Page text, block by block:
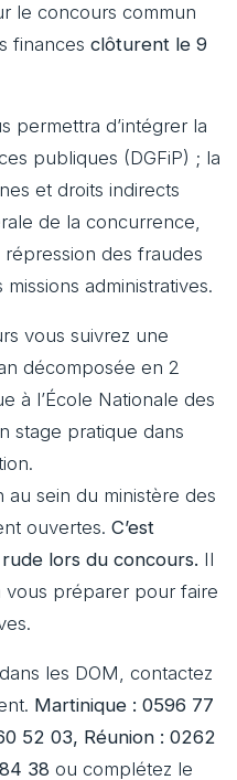
le concours commun
finances clôturent le 9
permettra d’intégrer la
publiques (DGFiP) ; la
et droits indirects
de la concurrence,
des fraudes
administratives.
vous suivrez une
décomposée en 2
à l’École Nationale des
stage pratique dans
au sein du ministère des
ouvertes. C’est
lors du concours. Il
vous préparer pour faire
les DOM, contactez
Martinique : 0596 77
52 03, Réunion : 0262
38 ou complétez le